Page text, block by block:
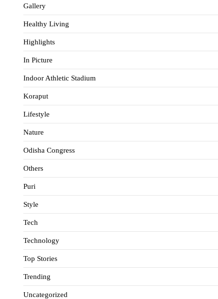
Gallery
Healthy Living
Highlights
In Picture
Indoor Athletic Stadium
Koraput
Lifestyle
Nature
Odisha Congress
Others
Puri
Style
Tech
Technology
Top Stories
Trending
Uncategorized